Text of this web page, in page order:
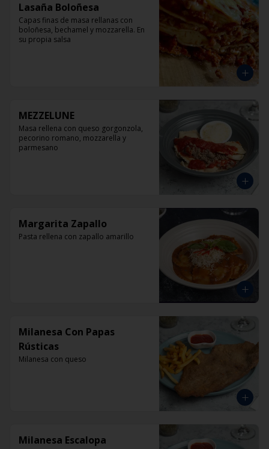
Lasaña Boloñesa
Capas finas de masa rellanas con
boloñesa, bechamel y mozzarella. En
su propia salsa
MEZZELUNE
Masa rellena con queso gorgonzola,
pecorino romano, mozzarella y
parmesano
Margarita Zapallo
Pasta rellena con zapallo amarillo
Milanesa Con Papas
Rústicas
Milanesa con queso
Milanesa Escalopa